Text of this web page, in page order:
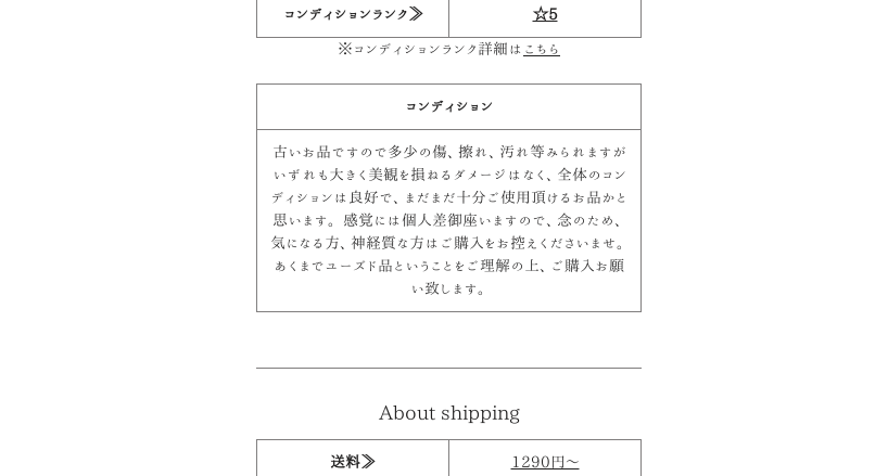
コンディションランク≫ ☆5
※コンディションランク詳細は こちら
コンディション
古いお品ですので多少の傷、擦れ、汚れ等みられますが
いずれも大きく美観を損ねるダメージはなく、全体のコン
ディションは良好で、まだまだ十分ご使用頂けるお品かと
思います。 感覚には個人差御座いますので、念のため、
気になる方、神経質な方はご購入をお控えくださいませ。
あくまでユーズド品ということをご理解の上、ご購入お願
い致します。
About shipping
送料≫
1290円～